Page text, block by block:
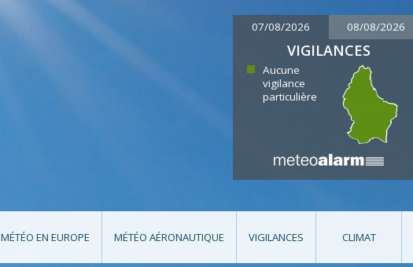
07/08/2026 08/08/2026
VIGILANCES
Aucune
vigilance
particulière
MÉTÉO EN EUROPE MÉTÉO AÉRONAUTIQUE VIGILANCES CLIMAT